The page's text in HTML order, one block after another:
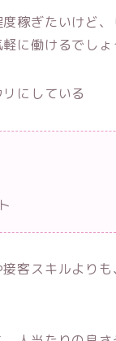
稼ぎたいけど、
に働けるでしょ
にしている
客スキルより